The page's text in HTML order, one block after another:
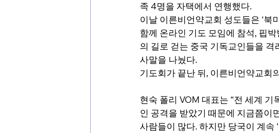
족 4명을 자택에서 연행했다.
이날 이른비언약교회 성도들은 ‘북
함께 온라인 기도 모임에 참석, 핍
의 길로 걷는 중국 기독교인들을
사말을 나눴다.
기도회가 끝난 뒤, 이른비언약교회
현숙 폴리 VOM 대표는 “전 세계
인 공격을 받았기 때문에 지금쯤이
사람들이 많다. 하지만 당국이 계속